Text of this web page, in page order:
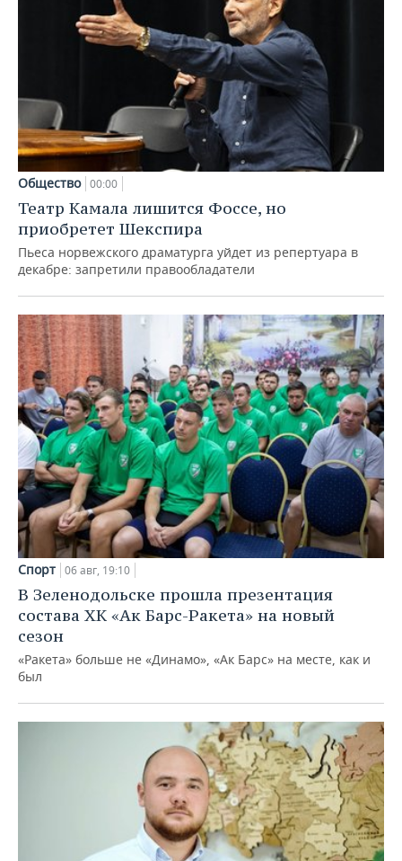
Общество 00:00
Театр Камала лишится Фоссе, но
приобретет Шекспира
Пьеса норвежского драматурга уйдет из репертуара в
декабре: запретили правообладатели
Спорт 06 авг, 19:10
В Зеленодольске прошла презентация
состава ХК «Ак Барс-Ракета» на новый
сезон
«Ракета» больше не «Динамо», «Ак Барс» на месте, как и
был